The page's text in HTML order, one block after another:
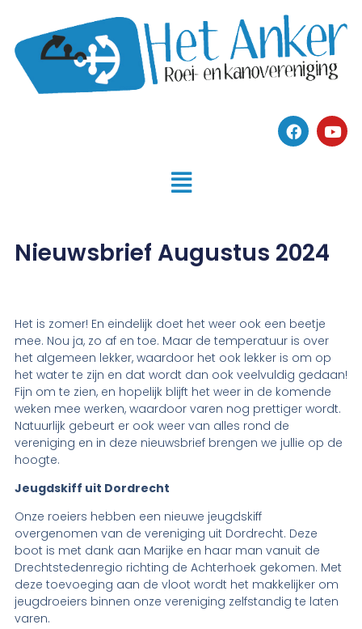
Nieuwsbrief Augustus 2024
Het is zomer! En eindelijk doet het weer ook een beetje
mee. Nou ja, zo af en toe. Maar de temperatuur is over
het algemeen lekker, waardoor het ook lekker is om op
het water te zijn en dat wordt dan ook veelvuldig gedaan!
Fijn om te zien, en hopelijk blijft het weer in de komende
weken mee werken, waardoor varen nog prettiger wordt.
Natuurlijk gebeurt er ook weer van alles rond de
vereniging en in deze nieuwsbrief brengen we jullie op de
hoogte.
Jeugdskiff uit Dordrecht
Onze roeiers hebben een nieuwe jeugdskiff
overgenomen van de vereniging uit Dordrecht. Deze
boot is met dank aan Marijke en haar man vanuit de
Drechtstedenregio richting de Achterhoek gekomen. Met
deze toevoeging aan de vloot wordt het makkelijker om
jeugdroeiers binnen onze vereniging zelfstandig te laten
varen.